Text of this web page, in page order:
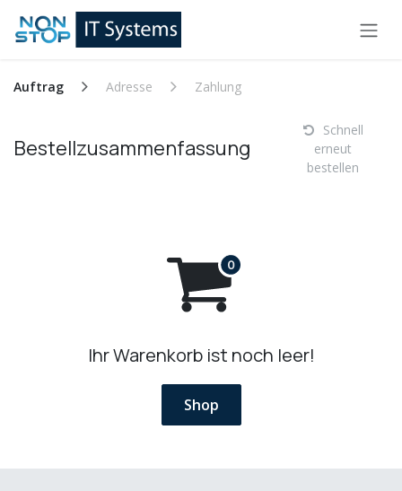
Zum Inhalt springen
Auftrag Adresse Zahlung
Bestellzusammenfassung
Schnell
erneut
bestellen
Ihr Warenkorb ist noch leer!
Shop